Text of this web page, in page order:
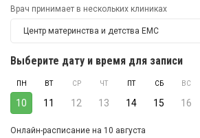
Врач принимает в нескольких клиниках
Центр материнства и детства ЕМС
Выберите дату и время для записи
ПН
10
ВТ
11
СР
12
ЧТ
13
ПТ
14
СБ
15
ВС
16
Онлайн-расписание на 10 августа